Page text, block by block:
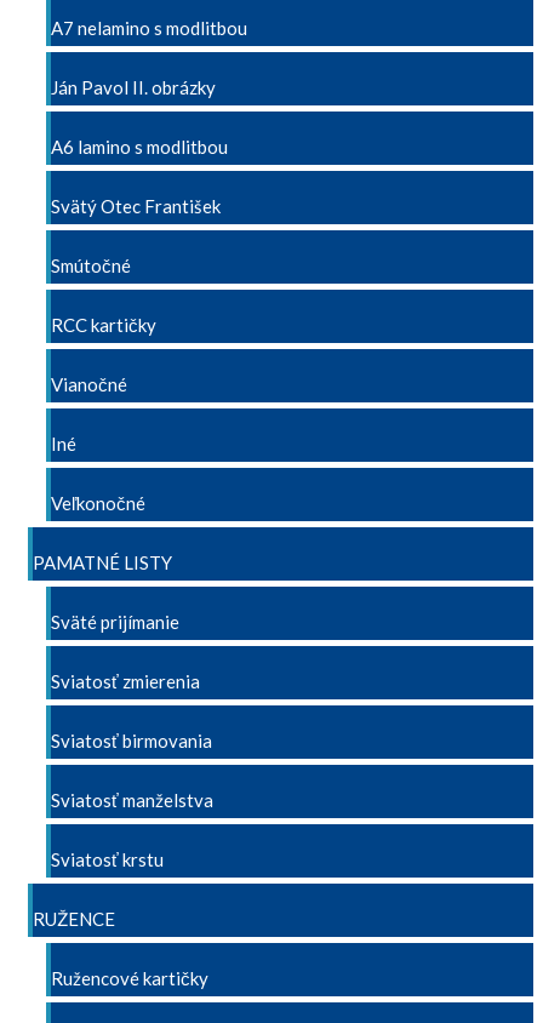
A7 nelamino s modlitbou
Ján Pavol II. obrázky
A6 lamino s modlitbou
Svätý Otec František
Smútočné
RCC kartičky
Vianočné
Iné
Veľkonočné
PAMATNÉ LISTY
Sväté prijímanie
Sviatosť zmierenia
Sviatosť birmovania
Sviatosť manželstva
Sviatosť krstu
RUŽENCE
Ružencové kartičky